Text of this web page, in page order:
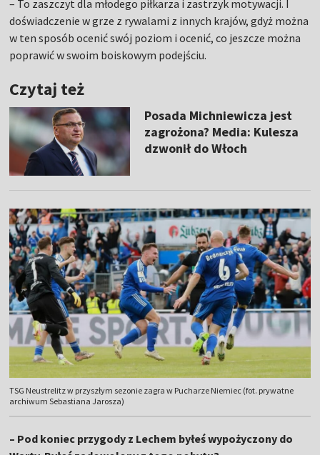
– To zaszczyt dla młodego piłkarza i zastrzyk motywacji. I
doświadczenie w grze z rywalami z innych krajów, gdyż można
w ten sposób ocenić swój poziom i ocenić, co jeszcze można
poprawić w swoim boiskowym podejściu.
Czytaj też
Posada Michniewicza jest
zagrożona? Media: Kulesza
dzwonił do Włoch
TSG Neustrelitz w przyszłym sezonie zagra w Pucharze Niemiec (fot. prywatne
archiwum Sebastiana Jarosza)
– Pod koniec przygody z Lechem byłeś wypożyczony do